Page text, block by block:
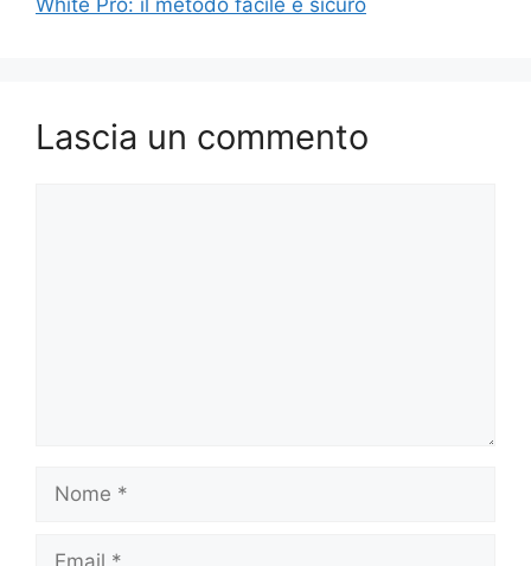
White Pro: il metodo facile e sicuro
Lascia un commento
Nome
Email